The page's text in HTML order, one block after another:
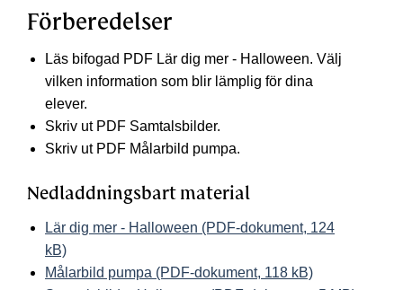
Förberedelser
Läs bifogad PDF Lär dig mer - Halloween. Välj
vilken information som blir lämplig för dina
elever.
Skriv ut PDF Samtalsbilder.
Skriv ut PDF Målarbild pumpa.
Nedladdningsbart material
Lär dig mer - Halloween (PDF-dokument, 124
kB)
Målarbild pumpa (PDF-dokument, 118 kB)